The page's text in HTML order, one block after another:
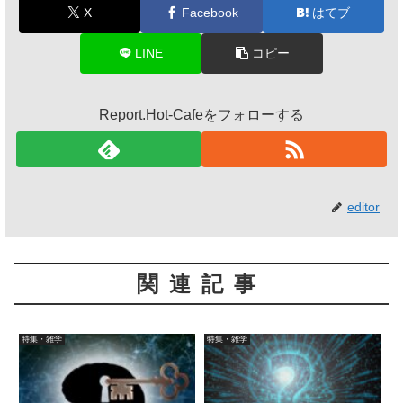
X Facebook はてブ
LINE コピー
Report.Hot-Cafeをフォローする
editor
関連記事
特集・雑学 特集・雑学